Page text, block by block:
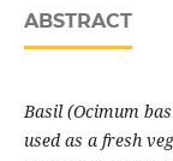
ABSTRACT
Basil (Ocimum
used as a fresh